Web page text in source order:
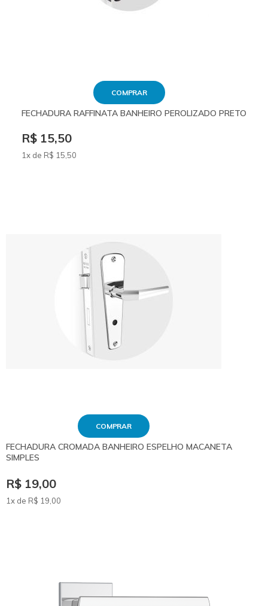
COMPRAR
FECHADURA RAFFINATA BANHEIRO PEROLIZADO PRETO
R$ 15,50
1x de R$ 15 ,50
COMPRAR
FECHADURA CROMADA BANHEIRO ESPELHO MACANETA
SIMPLES
R$ 19,00
1x de R$ 19,00